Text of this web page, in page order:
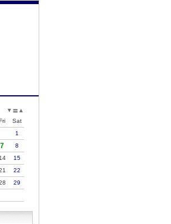
▲
〓
▼
Sat
1
7
8
14
15
22
29